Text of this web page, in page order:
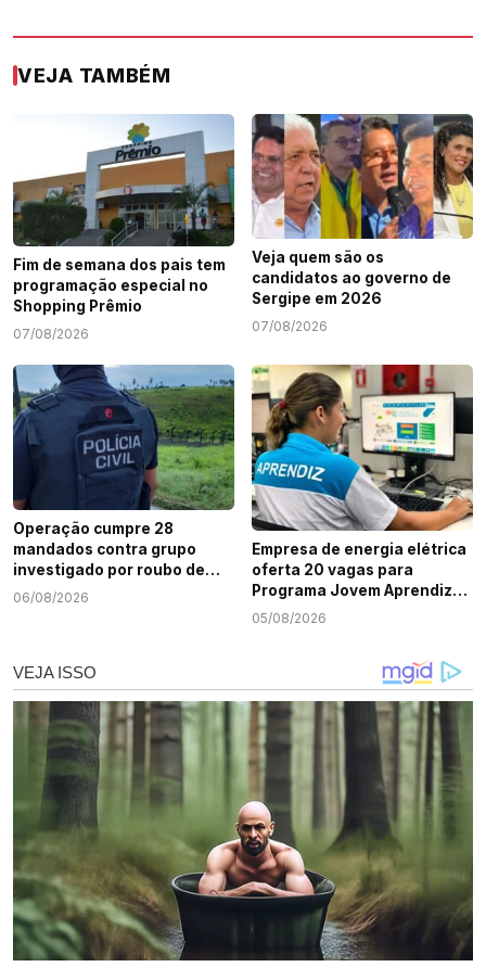
VEJA TAMBÉM
Fim de semana dos pais tem
programação especial no
Shopping Prêmio
07/08/2026
Veja quem são os
candidatos ao governo de
Sergipe em 2026
07/08/2026
Operação cumpre 28
mandados contra grupo
investigado por roubo de
cargas e tráfico de drogas
06/08/2026
Empresa de energia elétrica
oferta 20 vagas para
Programa Jovem Aprendiz
em Sergipe
05/08/2026